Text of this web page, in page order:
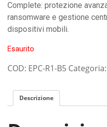
Complete: protezione
ransomware e gestione
dispositivi mobili.
Esaurito
COD: EPC-R1-B5 Categoria:
Descrizione